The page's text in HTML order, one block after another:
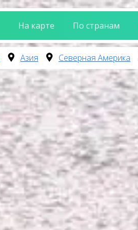
На карте По странам
Азия Северная Америка